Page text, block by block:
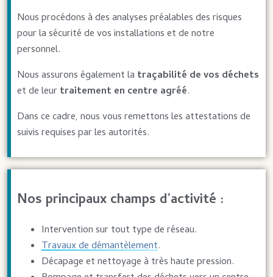
Nous procédons à des analyses préalables des risques
pour la sécurité de vos installations et de notre
personnel.
Nous assurons également la traçabilité de vos déchets
et de leurtraitement en centre agréé.
Dans ce cadre, nous vous remettons les attestations de
suivis requises par les autorités.
Nos principaux champs d’activité :
Intervention sur tout type de réseau.
Travaux de démantèlement.
Décapage et nettoyage à très haute pression.